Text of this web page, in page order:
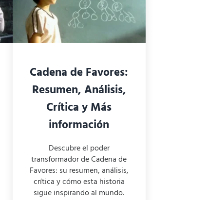
Cadena de Favores:
Resumen, Análisis,
Crítica y Más
información
Descubre el poder
transformador de Cadena de
Favores: su resumen, análisis,
crítica y cómo esta historia
sigue inspirando al mundo.